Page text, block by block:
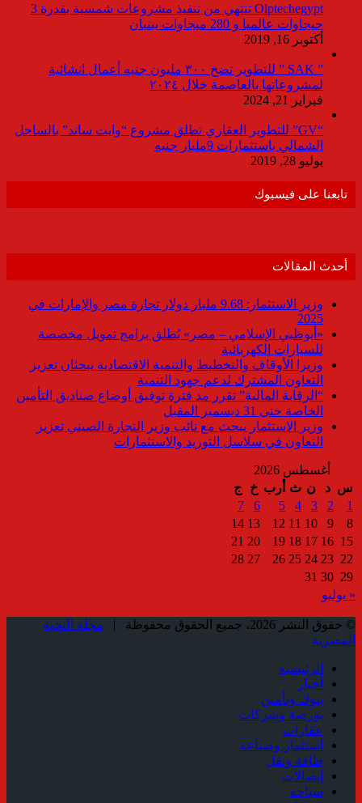
Olptechegypt تنتهي من تنفيذ مشروعات شمسية بقدرة 3
جيجاوات عالميا و 280 ميجاوات ببنبان
أكتوبر 16, 2019
” SAK ” للتطوير تضخ ٣٠٠ مليون جنيه أعمال انشائية
لمشروعاتها بالعاصمة خلال ٢٠٢٤
فبراير 21, 2024
“GV” للتطوير العقاري تطلق مشروع “وايت ساند” بالساحل
الشمالي باستثمارات 9مليار جنيه
يوليو 28, 2019
تابعنا على فيسبوك
أحدث المقالات
وزير الاستثمار: 9.68 مليار دولار تجارة مصر والإمارات في
2025
«أبوظبي الإسلامي – مصر» يُطلق برامج تمويل مخصصة
للسيارات الكهربائية
وزيرا الأوقاف والتخطيط والتنمية الاقتصادية يبحثان تعزيز
التعاون المشترك لدعم جهود التنمية
“الرقابة المالية” تقرر مد فترة توفيق أوضاع صناديق التأمين
الخاصة حتى 31 ديسمبر المقبل
وزير الاستثمار يبحث مع نائب وزير التجارة الصيني تعزيز
التعاون في سلاسل التوريد والاستثمارات
أغسطس 2026
س د ن ث أرب خ
ج
1
2
3
4
5
6
7
8
9
10
11
12
13
14
15
16
17
18
19
20
21
22
23
24
25
26
27
28
29
30
31
« يوليو
© حقوق النشر 2026، جميع الحقوق محفوظة |
مجلة النخبة
المصرية
الرئيسية
أخبار
بنوك وتأمين
بورصة وشركات
عقارات
استثمار وصناعة
طاقة ونقل
إتصالات
سياحة